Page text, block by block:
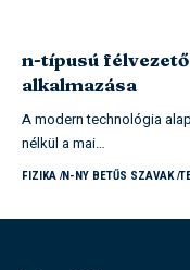
n-típusú
alkalmazása
A modern technológia
nélkül a mai…
FIZIKA N-NY BETŰS SZAVAK